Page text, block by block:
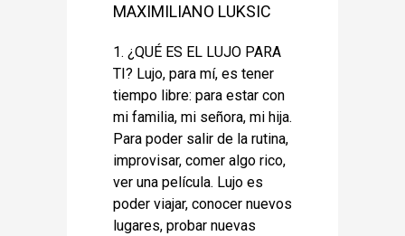
MAXIMILIANO LUKSIC
1. ¿QUÉ ES EL LUJO PARA
TI? Lujo, para mí, es tener
tiempo libre: para estar con
mi familia, mi señora, mi hija.
Para poder salir de la rutina,
improvisar, comer algo rico,
ver una película. Lujo es
poder viajar, conocer nuevos
lugares, probar nuevas